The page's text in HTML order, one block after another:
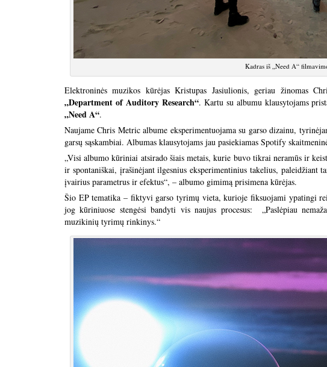
Kadras iš „Need A“
Elektroninės muzikos kūrėjas Kristupas Jasiulionis, geriau žinomas
„Department of Auditory Research“. Kartu su albumu klausytojams
„Need A“.
Naujame Chris Metric albume eksperimentuojama su garso dizainu,
garsų sąskambiai. Albumas klausytojams jau pasiekiamas Spotify
„Visi albumo kūriniai atsirado šiais metais, kurie buvo tikrai neramūs ir
ir spontaniškai, įrašinėjant ilgesnius eksperimentinius takelius, paleidžiant
įvairius parametrus ir efektus“, – albumo gimimą prisimena kūrėjas.
Šio EP tematika – fiktyvi garso tyrimų vieta, kurioje fiksuojami ypatingi
jog kūriniuose stengėsi bandyti vis naujus procesus: „Paslėpiau
muzikinių tyrimų rinkinys.“